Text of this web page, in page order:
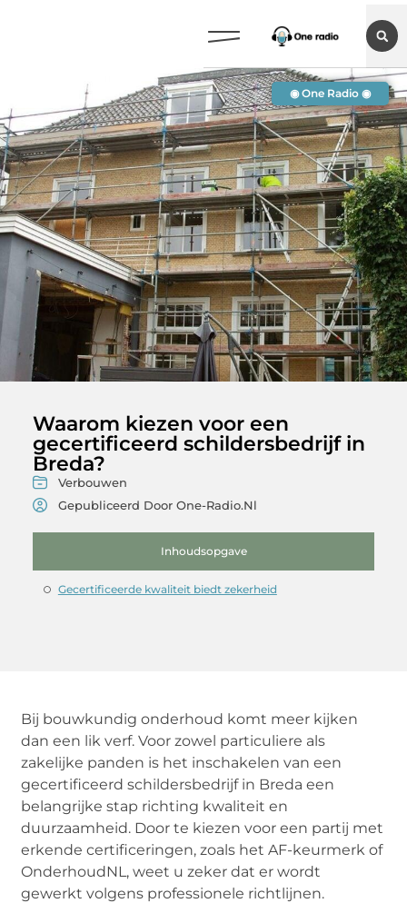
Waarom kiezen voor een
gecertificeerd schildersbedrijf in
Breda?
Verbouwen
Gepubliceerd Door One-Radio.nl
Inhoudsopgave
Gecertificeerde kwaliteit biedt zekerheid
◉ One Radio ◉
Bij bouwkundig onderhoud komt meer kijken
dan een lik verf. Voor zowel particuliere als
zakelijke panden is het inschakelen van een
gecertificeerd schildersbedrijf in Breda een
belangrijke stap richting kwaliteit en
duurzaamheid. Door te kiezen voor een partij met
erkende certificeringen, zoals het AF-keurmerk of
OnderhoudNL, weet u zeker dat er wordt
gewerkt volgens professionele richtlijnen.